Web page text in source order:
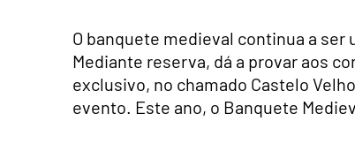
O banquete medieval continua a ser
Mediante reserva, dá a provar aos
exclusivo, no chamado Castelo
evento. Este ano, o Banquete